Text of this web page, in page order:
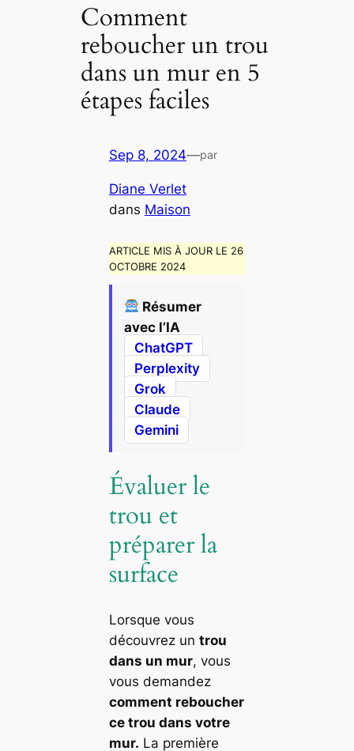
Comment
reboucher un trou
dans un mur en 5
étapes faciles
Sep 8, 2024—par
Diane Verlet
dans Maison
ARTICLE MIS À JOUR LE 26
OCTOBRE 2024
Résumer
avec l’IA
ChatGPT
Perplexity
Grok
Claude
Gemini
Évaluer le
trou et
préparer la
surface
Lorsque vous
découvrez un trou
dans un mur, vous
vous demandez
comment reboucher
ce trou dans votre
mur. La première